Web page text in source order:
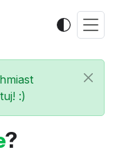
:)
?